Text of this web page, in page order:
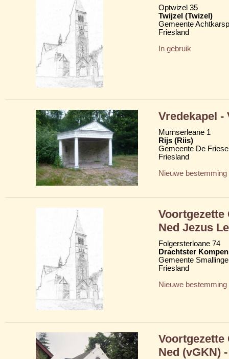
Optwizel 35
Twijzel (Twizel)
Gemeente
Friesland
In gebruik
Vredekapel -
Murnserleane 1
Rijs (Riis)
Gemeente De
Friesland
Nieuwe bestemming
Ned Jezus
Folgersterloane 74
Drachtster
Gemeente
Friesland
Nieuwe bestemming
Ned (vGKN)